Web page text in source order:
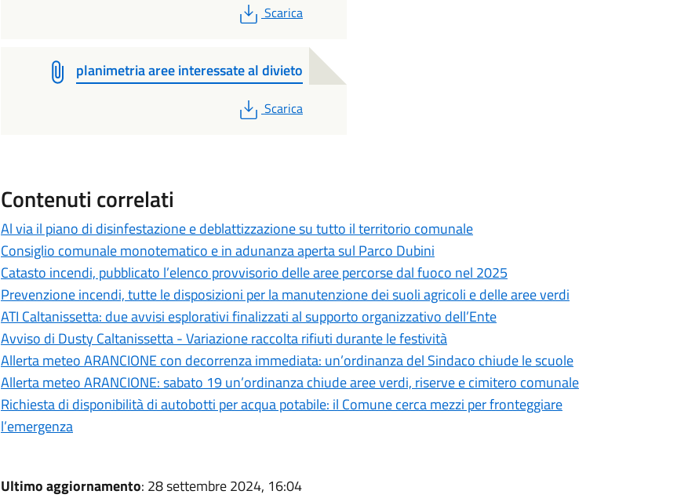
PDF
Scarica
planimetria aree interessate al divieto
PDF
Scarica
Contenuti correlati
Al via il piano di disinfestazione e deblattizzazione su tutto il territorio comunale
Consiglio comunale monotematico e in adunanza aperta sul Parco Dubini
Catasto incendi, pubblicato l’elenco provvisorio delle aree percorse dal fuoco nel 2025
Prevenzione incendi, tutte le disposizioni per la manutenzione dei suoli agricoli e delle aree verdi
ATI Caltanissetta: due avvisi esplorativi finalizzati al supporto organizzativo dell’Ente
Avviso di Dusty Caltanissetta - Variazione raccolta rifiuti durante le festività
Allerta meteo ARANCIONE con decorrenza immediata: un’ordinanza del Sindaco chiude le scuole
Allerta meteo ARANCIONE: sabato 19 un’ordinanza chiude aree verdi, riserve e cimitero comunale
Richiesta di disponibilità di autobotti per acqua potabile: il Comune cerca mezzi per fronteggiare
l’emergenza
Ultimo aggiornamento: 28 settembre 2024, 16:04